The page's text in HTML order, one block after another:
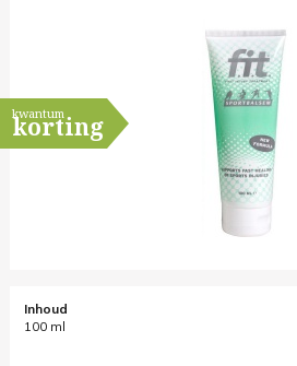
kwantum
korting
Inhoud
100 ml